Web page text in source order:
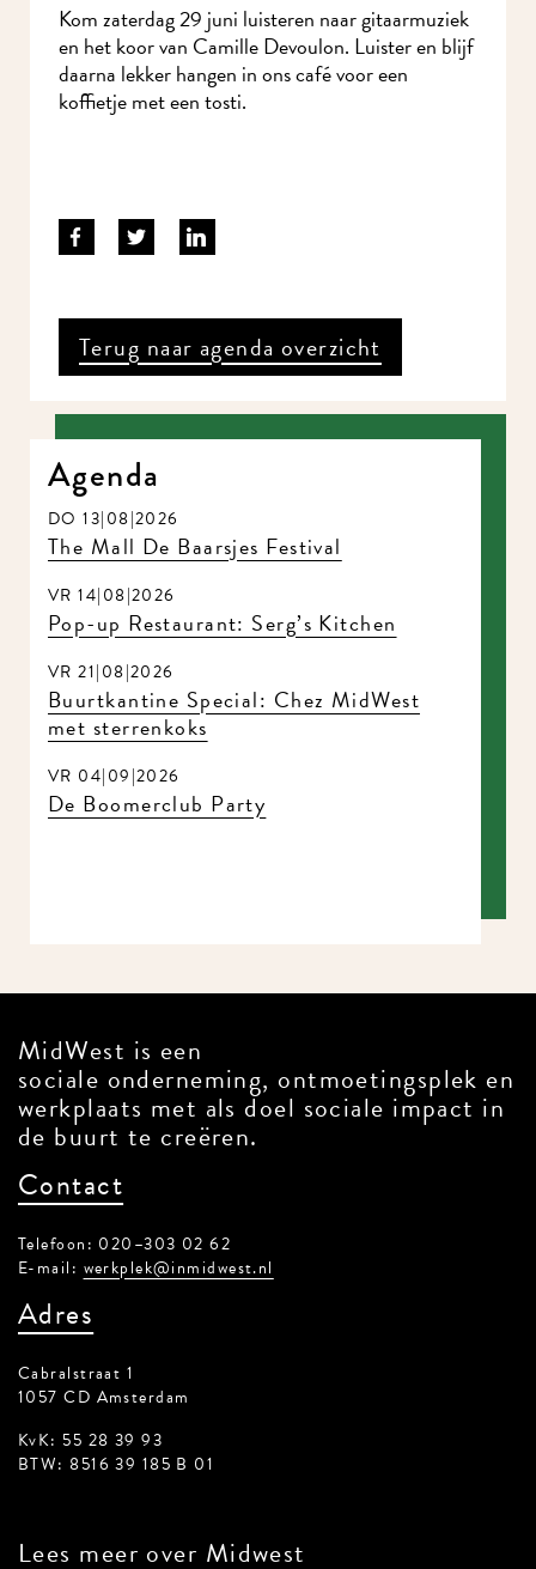
Kom zaterdag 29 juni luisteren naar gitaarmuziek
en het koor van Camille Devoulon. Luister en blijf
daarna lekker hangen in ons café voor een
koffietje met een tosti.
Terug naar agenda overzicht
Agenda
DO 13|08|2026
The Mall De Baarsjes Festival
VR 14|08|2026
Pop-up Restaurant: Serg’s Kitchen
VR 21|08|2026
Buurtkantine Special: Chez MidWest
met sterrenkoks
VR 04|09|2026
De Boomerclub Party
MidWest is een
sociale onderneming, ontmoetingsplek en
werkplaats met als doel sociale impact in
de buurt te creëren.
Contact
Telefoon: 020–303 02 62
E-mail: werkplek@inmidwest.nl
Adres
Cabralstraat 1
1057 CD Amsterdam
KvK: 55 28 39 93
BTW: 8516 39 185 B 01
Lees meer over Midwest